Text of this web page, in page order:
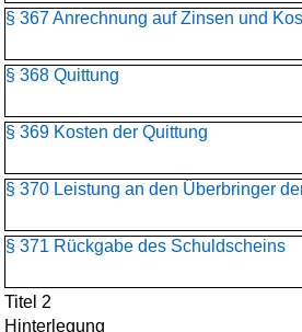
§ 367 Anrechnung auf Zinsen und
§ 368 Quittung
§ 369 Kosten der Quittung
§ 370 Leistung an den Überbringer
§ 371 Rückgabe des Schuldscheins
Titel 2
Hinterlegung